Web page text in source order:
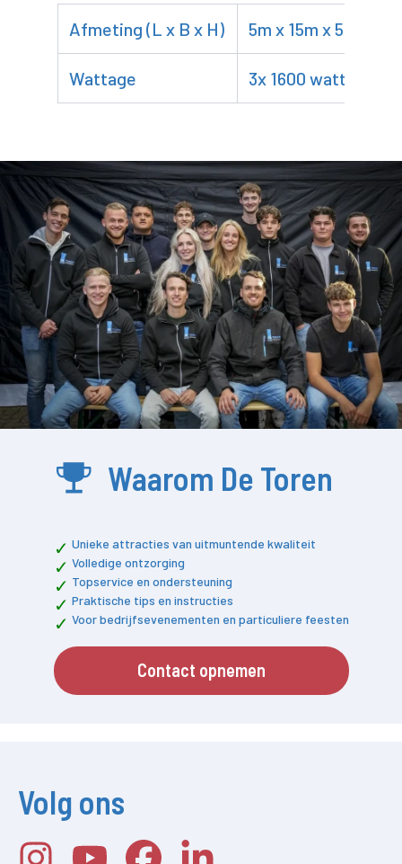
Afmeting (L x B x H) 5m x 15m x 5m
Wattage 3x 1600 watt
Waarom De Toren
Unieke attracties van uitmuntende kwaliteit
Volledige ontzorging
Topservice en ondersteuning
Praktische tips en instructies
Voor bedrijfsevenementen en particuliere feesten
Contact opnemen
Volg ons